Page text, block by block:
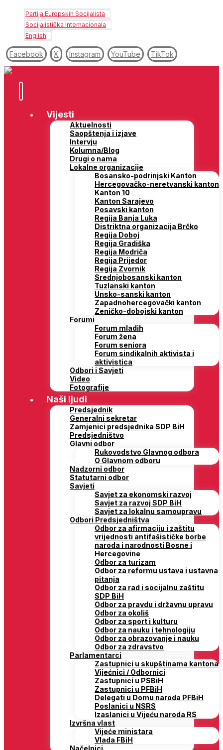
Partija Europskih Socijalista
Socijalistička Internacionala
English
Facebook X Instagram YouTube TikTok
Vijesti
Aktuelnosti
Saopštenja i izjave
Intervju
Kolumna/Blog
Drugi o nama
Lokalne organizacije
Bosansko-podrinjski Kanton
Hercegovačko-neretvanski kanton
Kanton 10
Kanton Sarajevo
Posavski kanton
Regija Banja Luka
Distriktna organizacija Brčko
Regija Doboj
Regija Gradiška
Regija Modriča
Regija Prijedor
Regija Zvornik
Srednjobosanski kanton
Tuzlanski kanton
Unsko-sanski kanton
Zapadnohercegovački kanton
Zeničko-dobojski kanton
Forumi
Forum mladih
Forum žena
Forum seniora
Forum sindikalnih aktivista i
aktivistica
Odbori i Savjeti
Video
Fotografije
Naši ljudi
Predsjednik
Generalni sekretar
Zamjenici predsjednika SDP BiH
Predsjedništvo
Glavni odbor
Rukovodstvo Glavnog odbora
O Glavnom odboru
Nadzorni odbor
Statutarni odbor
Savjeti
Savjet za ekonomski razvoj
Savjet za razvoj SDP BiH
Savjet za lokalnu samoupravu
Odbori Predsjedništva
Odbor za afirmaciju i zaštitu
vrijednosti antifašističke borbe
naroda i narodnosti Bosne i
Hercegovine
Odbor za turizam
Odbor za reformu ustava i ustavna
pitanja
Odbor za rad i socijalnu zaštitu
SDP BiH
Odbor za pravdu i državnu upravu
Odbor za okoliš
Odbor za sport i kulturu
Odbor za nauku i tehnologiju
Odbor za obrazovanje i nauku
Odbor za zdravstvo
Parlamentarci
Zastupnici u skupštinama kantona
Vijećnici / Odbornici
Zastupnici u PSBiH
Zastupnici u PFBiH
Delegati u Domu naroda PFBiH
Poslanici u NSRS
Izaslanici u Vijeću naroda RS
Izvršna vlast
Vijeće ministara
Vlada FBiH
Načelnici